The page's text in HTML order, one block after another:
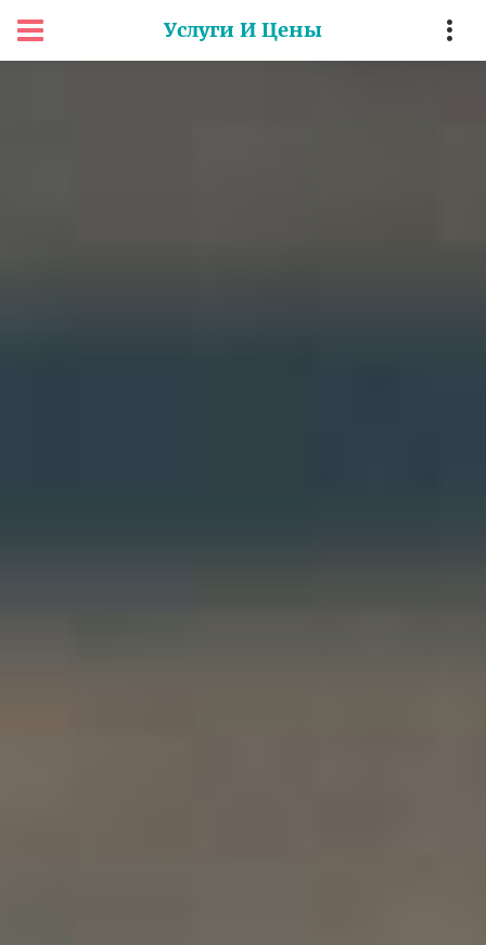
Услуги И Цены